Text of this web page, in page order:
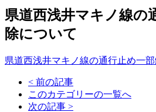
県道西浅井マキノ線の
除について
県道西浅井マキノ線の通行止め一
< 前の記事
このカテゴリーの一覧へ
次の記事 >